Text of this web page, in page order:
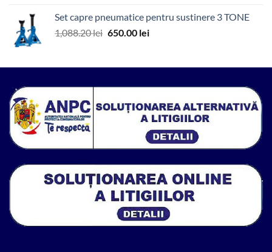
fost:
143.69 lei.
115.00 lei.
Set capre pneumatice pentru sustinere 3 TONE
1,088.20lei Prețul
fost:
650.00 leiPrețul
650.00 lei.